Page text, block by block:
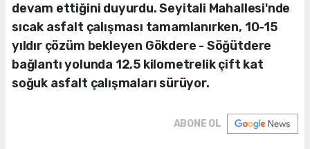
devam ettiğini duyurdu. Seyitali Mahallesi'nde
sıcak asfalt çalışması tamamlanırken, 10-15
yıldır çözüm bekleyen Gökdere - Söğütdere
bağlantı yolunda 12,5 kilometrelik çift kat
soğuk asfalt çalışmaları sürüyor.
ABONE OL